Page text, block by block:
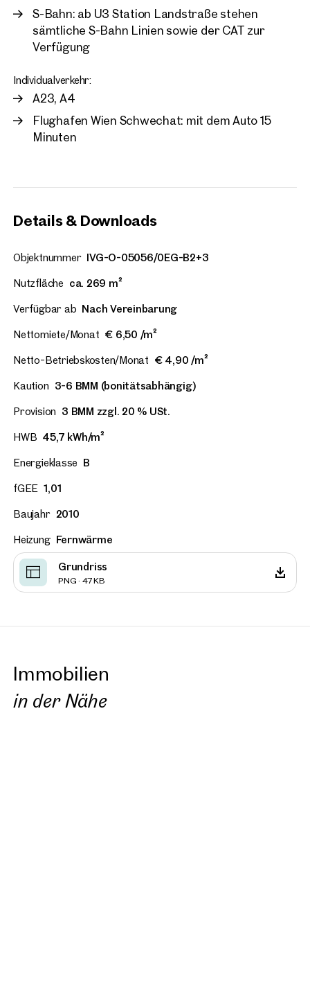
S-Bahn: ab U3 Station Landstraße stehen
sämtliche S-Bahn Linien sowie der CAT zur
Verfügung
Individualverkehr:
A23, A4
Flughafen Wien Schwechat: mit dem Auto 15
Minuten
Details & Downloads
Objektnummer IVG-O-05056/0EG-B2+3
Nutzfläche ca. 269 m²
Verfügbar ab Nach Vereinbarung
Nettomiete/Monat € 6,50 /m²
Netto-Betriebskosten/Monat € 4,90 /m²
Kaution 3-6 BMM (bonitätsabhängig)
Provision 3 BMM zzgl. 20 % USt.
HWB 45,7 kWh/m²
Energieklasse B
fGEE 1,01
Baujahr 2010
Heizung Fernwärme
Grundriss
PNG · 47 KB
Immobilien
in der Nähe